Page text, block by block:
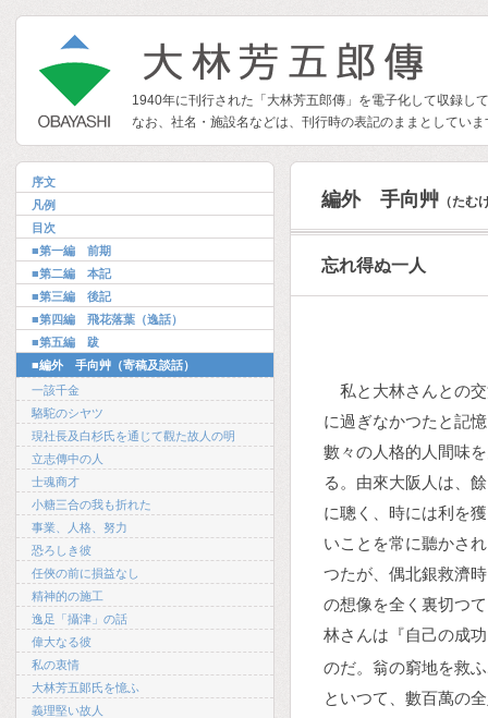
1940年に刊行された「大林芳五郎傳」を電子化して収録し
なお、社名・施設名などは、刊行時の表記のままとしてい
序文
凡例
目次
■第一編 前期
■第二編 本記
■第三編 後記
■第四編 飛花落葉（逸話）
■第五編 跋
■編外 手向艸（寄稿及談話）
一該千金
駱駝のシヤツ
現社長及白杉氏を通じて觀た故人の明
立志傳中の人
士魂商才
小糖三合の我も折れた
事業、人格、努力
恐ろしき彼
任俠の前に損益なし
精神的の施工
逸足「攝津」の話
偉大なる彼
私の衷情
大林芳五郞氏を憶ふ
義理堅い故人
編外 手向艸 （たむ
忘れ得ぬ一人
私と大林さんとの
に過ぎなかつたと記
數々の人格的人間味
る。由來大阪人は、
に聰く、時には利を
いことを常に聽かさ
つたが、偶北銀救濟
の想像を全く裏切つ
林さんは『自己の成
のだ。翁の窮地を救
といつて、數百萬の